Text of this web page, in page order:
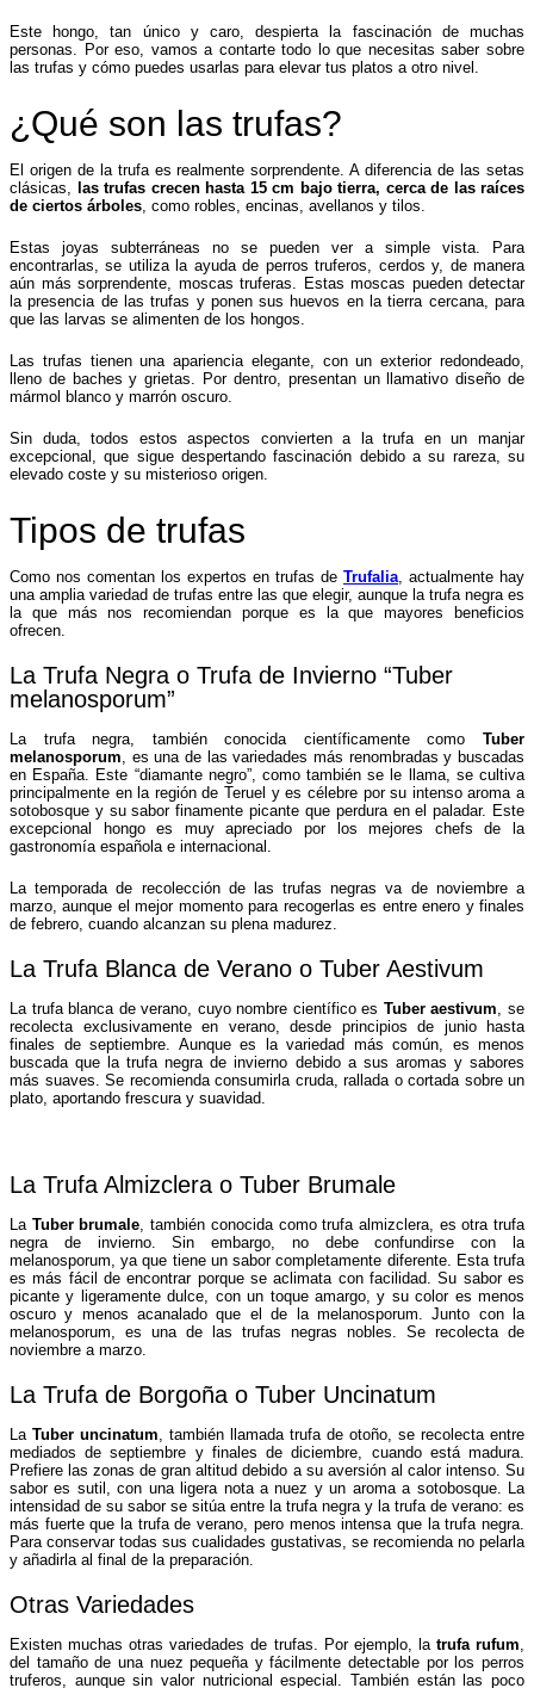
Este hongo, tan único y caro, despierta la fascinación de muchas
personas. Por eso, vamos a contarte todo lo que necesitas saber sobre
las trufas y cómo puedes usarlas para elevar tus platos a otro nivel.
¿Qué son las trufas?
El origen de la trufa es realmente sorprendente. A diferencia de las setas
clásicas,
las trufas crecen hasta 15 cm bajo tierra, cerca de las raíces
de ciertos árboles , como robles, encinas, avellanos y tilos.
Estas joyas subterráneas no se pueden ver a simple vista. Para
encontrarlas, se utiliza la ayuda de perros truferos, cerdos y, de manera
aún más sorprendente, moscas truferas. Estas moscas pueden detectar
la presencia de las trufas y ponen sus huevos en la tierra cercana, para
que las larvas se alimenten de los hongos.
Las trufas tienen una apariencia elegante, con un exterior redondeado,
lleno de baches y grietas. Por dentro, presentan un llamativo diseño de
mármol blanco y marrón oscuro.
Sin duda, todos estos aspectos convierten a la trufa en un manjar
excepcional, que sigue despertando fascinación debido a su rareza, su
elevado coste y su misterioso origen.
Tipos de trufas
Como nos comentan los expertos en trufas de Trufalia , actualmente hay
una amplia variedad de trufas entre las que elegir, aunque la trufa negra es
la que más nos recomiendan porque es la que mayores beneficios
ofrecen.
La Trufa Negra o Trufa de Invierno “Tuber
melanosporum”
La trufa negra, también conocida científicamente como Tuber
melanosporum , es una de las variedades más renombradas y buscadas
en España. Este “diamante negro”, como también se le llama, se cultiva
principalmente en la región de Teruel y es célebre por su intenso aroma a
sotobosque y su sabor finamente picante que perdura en el paladar. Este
excepcional hongo es muy apreciado por los mejores chefs de la
gastronomía española e internacional.
La temporada de recolección de las trufas negras va de noviembre a
marzo, aunque el mejor momento para recogerlas es entre enero y finales
de febrero, cuando alcanzan su plena madurez.
La Trufa Blanca de Verano o Tuber Aestivum
La trufa blanca de verano, cuyo nombre científico es Tuber aestivum , se
recolecta exclusivamente en verano, desde principios de junio hasta
finales de septiembre. Aunque es la variedad más común, es menos
buscada que la trufa negra de invierno debido a sus aromas y sabores
más suaves. Se recomienda consumirla cruda, rallada o cortada sobre un
plato, aportando frescura y suavidad.
La Trufa Almizclera o Tuber Brumale
La Tuber brumale , también conocida como trufa almizclera, es otra trufa
negra de invierno. Sin embargo, no debe confundirse con la
melanosporum, ya que tiene un sabor completamente diferente. Esta trufa
es más fácil de encontrar porque se aclimata con facilidad. Su sabor es
picante y ligeramente dulce, con un toque amargo, y su color es menos
oscuro y menos acanalado que el de la melanosporum. Junto con la
melanosporum, es una de las trufas negras nobles. Se recolecta de
noviembre a marzo.
La Trufa de Borgoña o Tuber Uncinatum
La Tuber uncinatum , también llamada trufa de otoño, se recolecta entre
mediados de septiembre y finales de diciembre, cuando está madura.
Prefiere las zonas de gran altitud debido a su aversión al calor intenso. Su
sabor es sutil, con una ligera nota a nuez y un aroma a sotobosque. La
intensidad de su sabor se sitúa entre la trufa negra y la trufa de verano: es
más fuerte que la trufa de verano, pero menos intensa que la trufa negra.
Para conservar todas sus cualidades gustativas, se recomienda no pelarla
y añadirla al final de la preparación.
Otras Variedades
Existen muchas otras variedades de trufas. Por ejemplo, la trufa rufum
del tamaño de una nuez pequeña y fácilmente detectable por los perros
truferos, aunque sin valor nutricional especial. También están las poco